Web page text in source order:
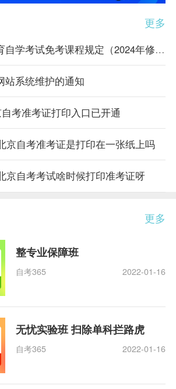
更多
北京市高等教育自学考试免考课程规定（2024年修订）
站系统维护的通知
考准考证打印入口已开通
京自考准考证是打印在一张纸上吗
京自考考试啥时候打印准考证呀
更多
整专业保障班
自考365 2022-01-16
无忧实验班 扫除单科拦路虎
自考365 2022-01-16